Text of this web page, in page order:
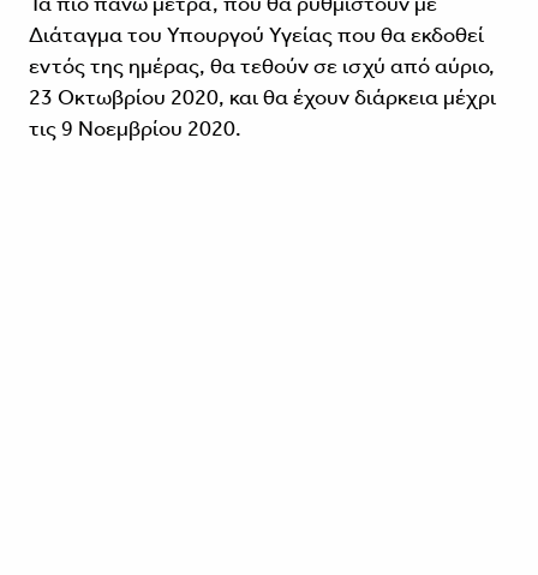
Διάταγμα του Υπουργού Υγείας που θα εκδοθεί
εντός της ημέρας, θα τεθούν σε ισχύ από αύριο,
23 Οκτωβρίου 2020, και θα έχουν διάρκεια μέχρι
τις 9 Νοεμβρίου 2020.